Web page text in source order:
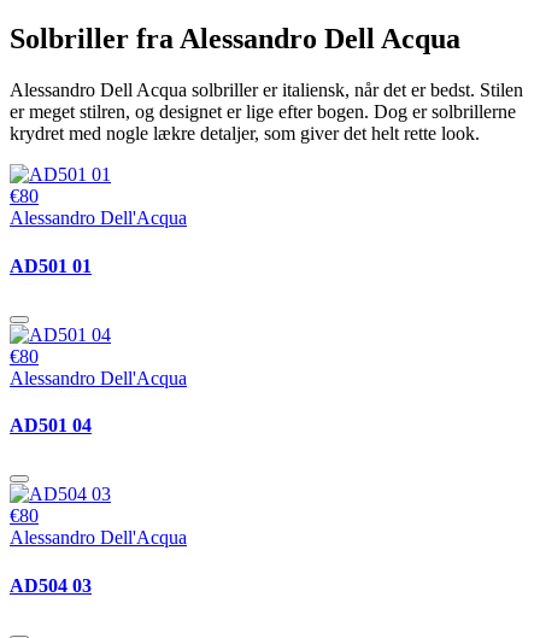
Solbriller fra Alessandro Dell Acqua
Alessandro Dell Acqua solbriller er italiensk, når det er bedst. Stilen
er meget stilren, og designet er lige efter bogen. Dog er solbrillerne
krydret med nogle lækre detaljer, som giver det helt rette look.
€80
Alessandro Dell'Acqua
AD501 01
€80
Alessandro Dell'Acqua
AD501 04
€80
Alessandro Dell'Acqua
AD504 03